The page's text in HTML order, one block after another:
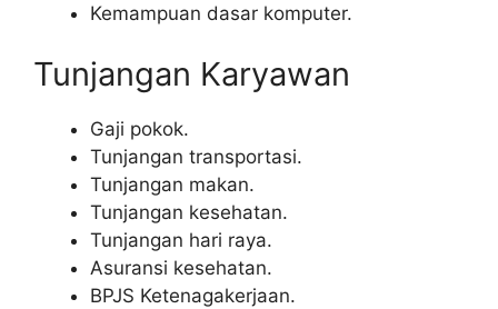
Kemampuan dasar komputer.
Tunjangan Karyawan
Gaji pokok.
Tunjangan transportasi.
Tunjangan makan.
Tunjangan kesehatan.
Tunjangan hari raya.
Asuransi kesehatan.
BPJS Ketenagakerjaan.